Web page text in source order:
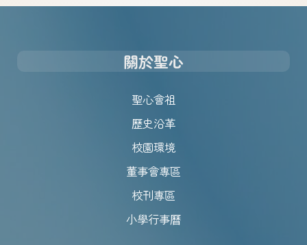
關於聖心
聖心會祖
歷史沿革
校園環境
董事會專區
校刊專區
小學行事曆